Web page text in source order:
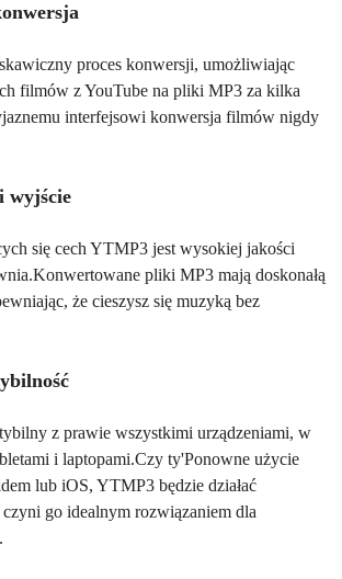
proces konwersji, umożliwiając
filmów z YouTube na pliki MP3 za kilka
interfejsowi konwersja filmów nigdy
wyjście
się cech YTMP3 jest wysokiej jakości
pliki MP3 mają doskonałą
że cieszysz się muzyką bez
z prawie wszystkimi urządzeniami, w
i laptopami.Czy ty'Ponowne użycie
lub iOS, YTMP3 będzie działać
go idealnym rozwiązaniem dla